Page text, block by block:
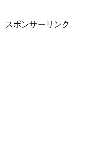
スポンサーリンク